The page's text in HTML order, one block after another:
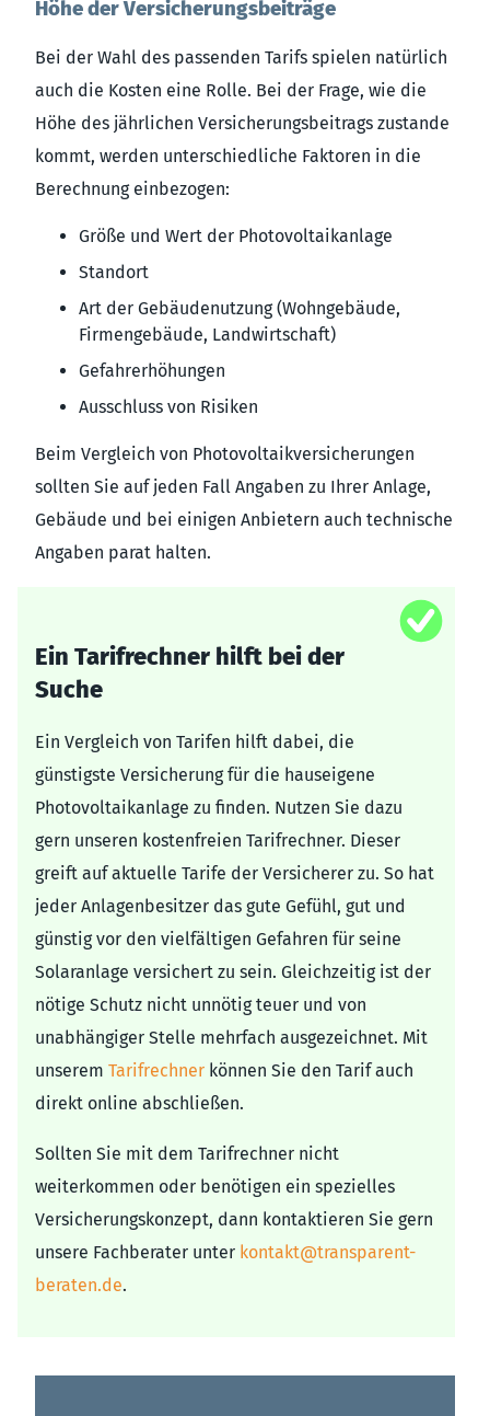
Höhe der Versicherungsbeiträge
Bei der Wahl des passenden Tarifs spielen natürlich
auch die Kosten eine Rolle. Bei der Frage, wie die
Höhe des jährlichen Versicherungs­beitrags zustande
kommt, werden unterschiedliche Faktoren in die
Berechnung einbezogen:
Größe und Wert der Photovoltaikanlage
Standort
Art der Gebäudenutzung (Wohngebäude,
Firmengebäude, Landwirtschaft)
Gefahrerhöhungen
Ausschluss von Risiken
Beim Vergleich von Photovoltaikversicherungen
sollten Sie auf jeden Fall Angaben zu Ihrer Anlage,
Gebäude und bei einigen Anbietern auch technische
Angaben parat halten.
Ein Tarifrechner hilft bei der
Suche
Ein Vergleich von Tarifen hilft dabei, die
günstigste Versicherung für die hauseigene
Photovoltaikanlage zu finden. Nutzen Sie dazu
gern unseren kostenfreien Tarifrechner. Dieser
greift auf aktuelle Tarife der Versicherer zu. So hat
jeder Anlagenbesitzer das gute Gefühl, gut und
günstig vor den vielfältigen Gefahren für seine
Solaranlage versichert zu sein. Gleichzeitig ist der
nötige Schutz nicht unnötig teuer und von
unabhängiger Stelle mehrfach ausgezeichnet. Mit
unserem Tarifrechner können Sie den Tarif auch
direkt online abschließen.
Sollten Sie mit dem Tarifrechner nicht
weiterkommen oder benötigen ein spezielles
Versicherungskonzept, dann kontaktieren Sie gern
unsere Fachberater unter kontakt@transparent-
beraten.de.